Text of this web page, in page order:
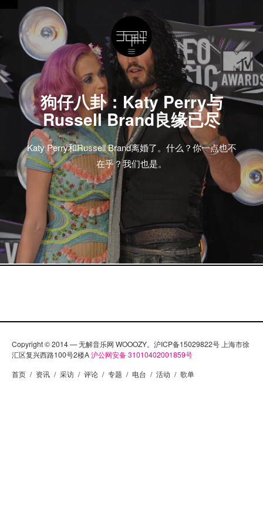
狗仔八卦：Katy Perry与
Russell Brand良缘已尽
Katy Perry和Russell Brand离婚了。什么？你一点也不
在乎？我们也是。
Copyright © 2014 — 无解音乐网 WOOOZY。沪ICP备15029822号 上海市徐
汇区复兴西路100号2楼A沪公网安备 31010402001859号
首页 / 资讯 / 采访 / 评论 / 专题 / 电台 / 活动 / 歌单